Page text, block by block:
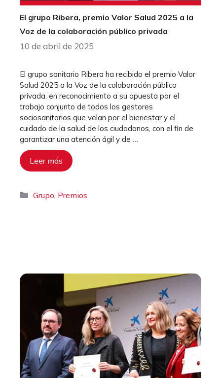
El grupo Ribera, premio Valor Salud 2025 a la
Voz de la colaboración público privada
10 de abril de 2025
El grupo sanitario Ribera ha recibido el premio Valor
Salud 2025 a la Voz de la colaboración público
privada, en reconocimiento a su apuesta por el
trabajo conjunto de todos los gestores
sociosanitarios que velan por el bienestar y el
cuidado de la salud de los ciudadanos, con el fin de
garantizar una atención ágil y de …
Leer más
Categorías
Grupo, Premios